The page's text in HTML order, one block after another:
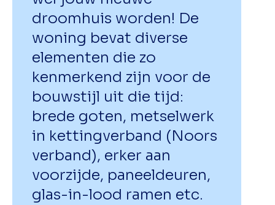
droomhuis worden! De
woning bevat diverse
elementen die zo
kenmerkend zijn voor de
bouwstijl uit die tijd:
brede goten, metselwerk
in kettingverband (Noors
verband), erker aan
voorzijde, paneeldeuren,
glas-in-lood ramen etc.